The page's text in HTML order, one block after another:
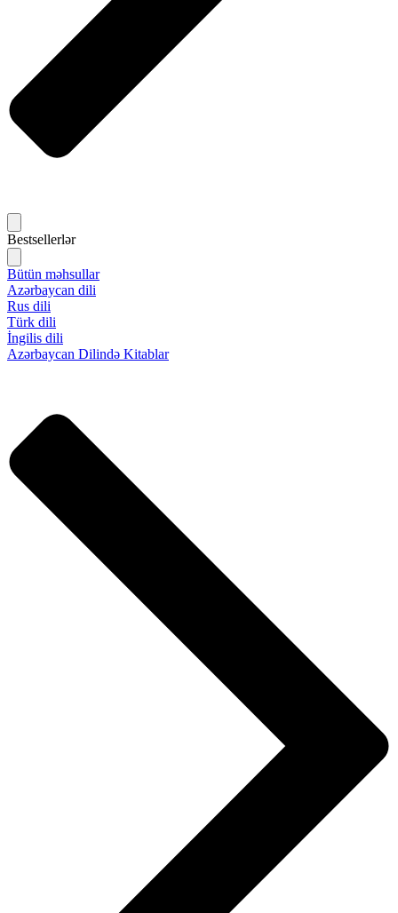
Bestsellerlər
Bütün məhsullar
Azərbaycan dili
Rus dili
Türk dili
İngilis dili
Azərbaycan Dilində Kitablar